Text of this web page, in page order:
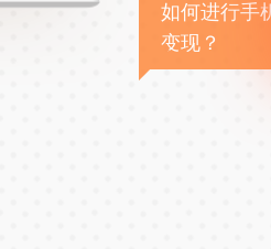
如何进行手
变现？